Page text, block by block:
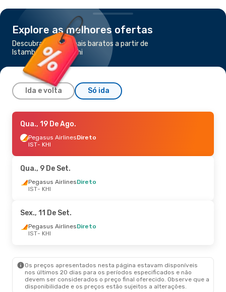
Explore as melhores ofertas
Descubra os voos mais baratos a partir de
Istambul para Karachi
Ida e volta Só ida
Ter., 18 De Ago.- Ter., 25 De Ago.
Pegasus AirlinesDireto
IST- KHI
KHI- IST
Qua., 19 De Ago.
Pegasus AirlinesDireto
IST- KHI
Qua., 9 De Set.
Pegasus AirlinesDireto
IST- KHI
Sex., 11 De Set.
Pegasus AirlinesDireto
IST- KHI
Os preços apresentados nesta página estavam disponíveis
nos últimos 20 dias para os períodos especificados e não
devem ser considerados o preço final oferecido. Observe que a
disponibilidade e os preços estão sujeitos a alterações.